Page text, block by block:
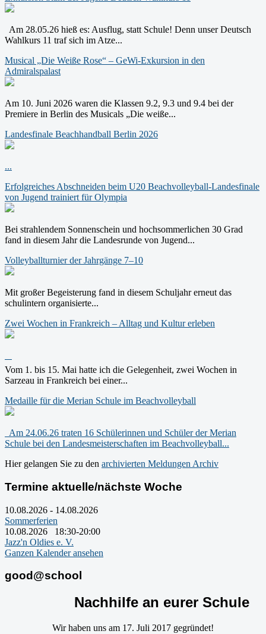
Am 28.05.26 hieß es: Ausflug, statt Schule! Denn unser Deutsch
Wahlkurs 11 traf sich im Atze...
Musical „Die Weiße Rose“ – GeWi-Exkursion in den
Admiralspalast
Am 10. Juni 2026 waren die Klassen 9.2, 9.3 und 9.4 bei der
Premiere in Berlin des Musicals „Die weiße...
Landesfinale Beachhandball Berlin 2026
...
Erfolgreiches Abschneiden beim U20 Beachvolleyball-Landesfinale
von Jugend trainiert für Olympia
Bei strahlendem Sonnenschein und hochsommerlichen 30 Grad
fand in diesem Jahr die Landesrunde von Jugend...
Volleyballturnier der Jahrgänge 7–10
Mit großer Begeisterung fand in diesem Schuljahr erneut das
schulintern organisierte...
Zwei Wochen in Frankreich – Alltag und Kultur erleben
Vom 1. bis 15. Mai hatte ich die Gelegenheit, zwei Wochen in
Sarzeau in Frankreich bei einer...
Medaille für die Merian Schule im Beachvolleyball
Am 24.06.26 traten 16 Schülerinnen und Schüler der Merian
Schule bei den Landesmeisterschaften im Beachvolleyball...
Hier gelangen Sie zu den archivierten Meldungen Archiv
Termine aktuelle/nächste Woche
10.08.2026 - 14.08.2026
Sommerferien
10.08.2026
18:30-20:00
Jazz'n Oldies e. V.
Ganzen Kalender ansehen
good@school
Nachhilfe an eurer Schule
Wir haben uns am 17. Juli 2017 gegründet!